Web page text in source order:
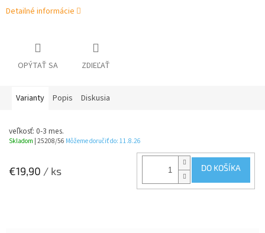
Detailné informácie
OPÝTAŤ SA ZDIEĽAŤ
Varianty Popis Diskusia
veľkosť: 0-3 mes.
Skladom | 25208/56 Môžeme doručiť do: 11.8.26
€19,90 / ks DO KOŠÍKA